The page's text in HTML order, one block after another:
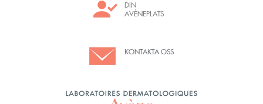
DIN
AVÈNEPLATS
KONTAKTA OSS